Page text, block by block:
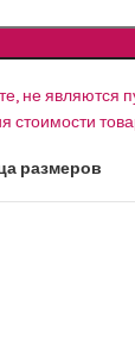
не являются
стоимости
размеров